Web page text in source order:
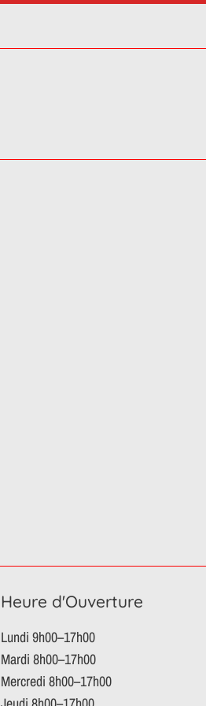
Heure d'Ouverture
Lundi 9h00–17h00
Mardi 8h00–17h00
Mercredi 8h00–17h00